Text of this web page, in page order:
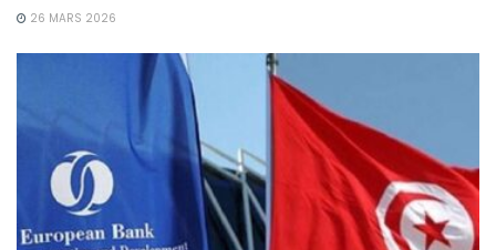
26 MARS 2026